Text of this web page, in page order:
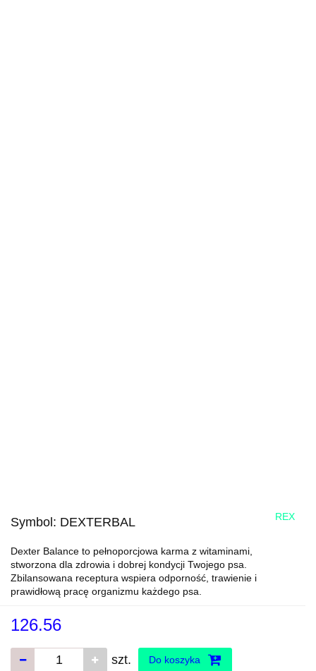
Symbol: DEXTERBAL REX
Dexter Balance to pełnoporcjowa karma z witaminami,
stworzona dla zdrowia i dobrej kondycji Twojego psa.
Zbilansowana receptura wspiera odporność, trawienie i
prawidłową pracę organizmu każdego psa.
126.56
szt. Do koszyka